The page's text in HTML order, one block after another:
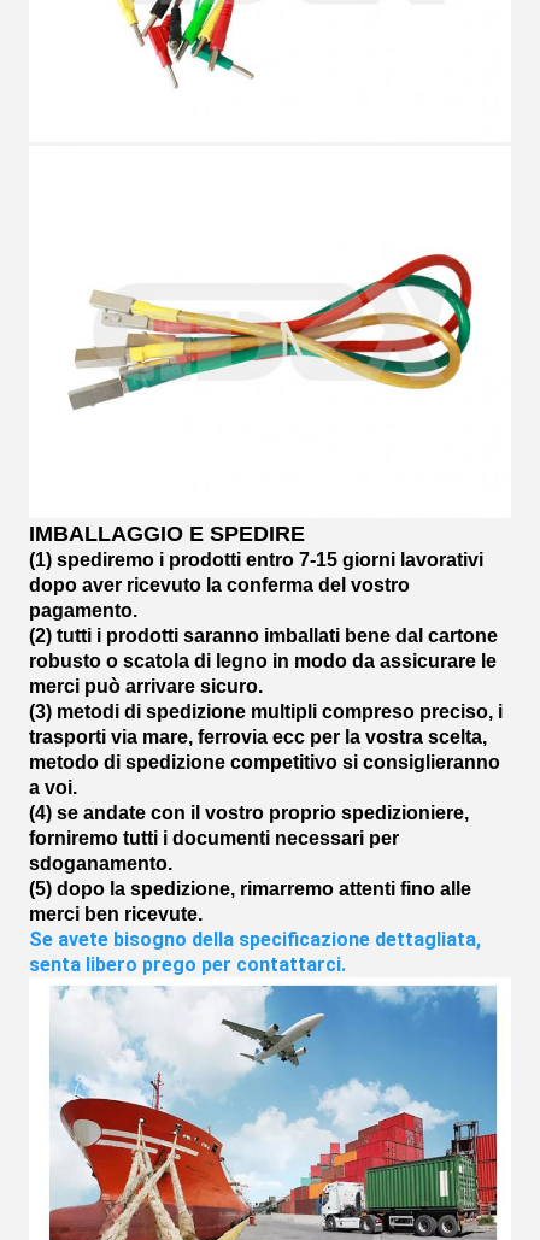
IMBALLAGGIO E SPEDIRE
(1) spediremo i prodotti entro 7-15 giorni lavorativi
dopo aver ricevuto la conferma del vostro
pagamento.
(2) tutti i prodotti saranno imballati bene dal cartone
robusto o scatola di legno in modo da assicurare le
merci può arrivare sicuro.
(3) metodi di spedizione multipli compreso preciso, i
trasporti via mare, ferrovia ecc per la vostra scelta,
metodo di spedizione competitivo si consiglieranno
a voi.
(4) se andate con il vostro proprio spedizioniere,
forniremo tutti i documenti necessari per
sdoganamento.
(5) dopo la spedizione, rimarremo attenti fino alle
merci ben ricevute.
Se avete bisogno della specificazione dettagliata,
senta libero prego per contattarci.